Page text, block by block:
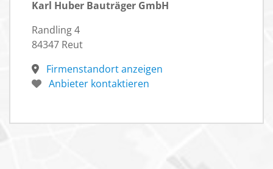
Karl Huber Bauträger GmbH
Randling 4
84347 Reut
Firmenstandort anzeigen
Anbieter kontaktieren